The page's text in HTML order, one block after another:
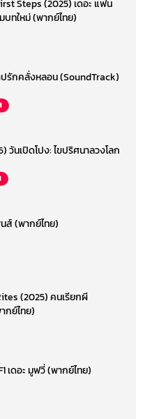
Steps (2025) เดอะ แฟน
ทใหม่ (พากย์ไทย)
รักคลั่งหลอน (SoundTrack)
วันเปิดโปง: ไขปริศนาลวงโลก
ส์ (พากย์ไทย)
(2025) คนเรียกผี
กย์ไทย)
เดอะ มูฟวี่ (พากย์ไทย)